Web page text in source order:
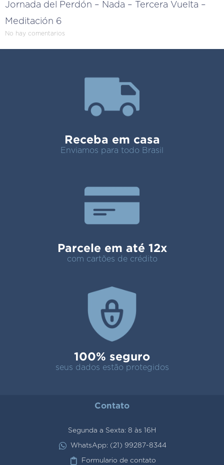
Jornada del Perdón – Nada – Tercera Vuelta –
Meditación 6
No hay comentarios
Receba em casa
Enviamos para todo Brasil
Parcele em até 12x
com cartões de crédito
100% seguro
seus dados estão protegidos
Contato
Segunda a Sexta: 8 às 16H
WhatsApp: (21) 99287-8344
Formulario de contato